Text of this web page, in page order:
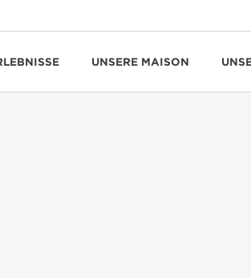
UNSERE MAISON